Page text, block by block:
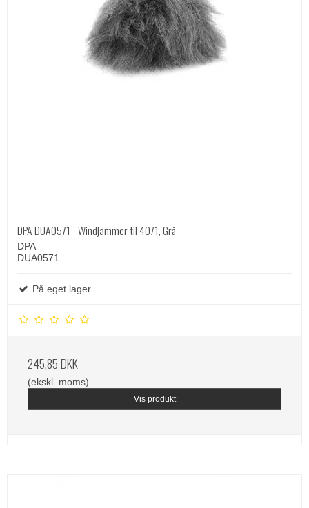
DPA DUA0571 - Windjammer til 4071, Grå
DPA
DUA0571
På eget lager
245,85 DKK
(ekskl. moms)
Vis produkt